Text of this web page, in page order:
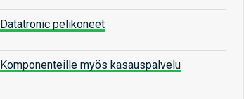
Datatronic pelikoneet
Komponenteille myös kasauspalvelu